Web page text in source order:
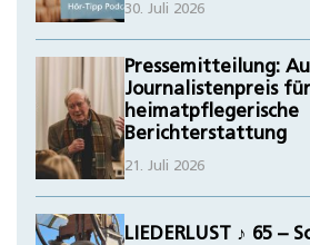
30. Juli 2026
Pressemitteilung:
Journalistenpreis für
heimatpflegerische
Berichterstattung
21. Juli 2026
LIEDERLUST ♪ 65 –